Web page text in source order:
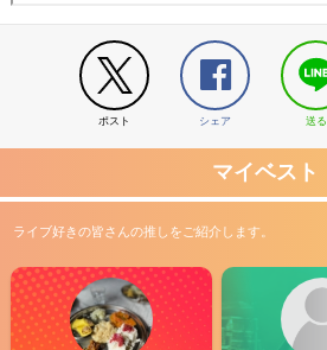
ポスト シェア 送る
マイベスト
ライブ好きの皆さんの推しをご紹介します。